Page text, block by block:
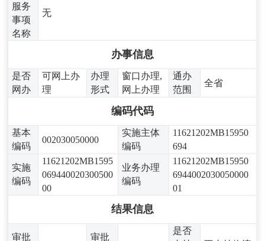
服务
事项
名称
无
办事信息
是否
网办
可网上办
理
办理
形式
窗口办理,
网上办理
通办
范围
全省
编码代码
基本
编码
002030050000
实施主体
编码
11621202MB15950
694
实施
编码
11621202MB1595
069440020300500
00
业务办理
编码
11621202MB15950
6944002030050000
01
结果信息
审批 审批
是否